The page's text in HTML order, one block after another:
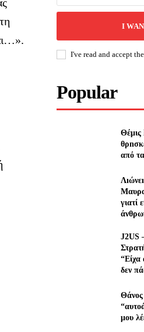
I
I've read and accept
Popular
από
γιατί
J2US
“Είχα
δεν
Θάνος
μου